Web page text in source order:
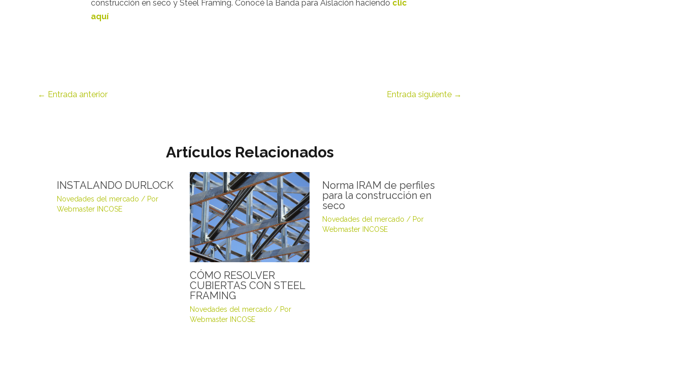
construcción en seco y Steel Framing. Conocé la Banda para Aislación haciendo clic
aquí
← Entrada anterior Entrada siguiente →
Artículos Relacionados
INSTALANDO DURLOCK
Novedades del mercado / Por
Webmaster INCOSE
CÓMO RESOLVER
CUBIERTAS CON STEEL
FRAMING
Novedades del mercado / Por
Webmaster INCOSE
Norma IRAM de perfiles
para la construcción en
seco
Novedades del mercado / Por
Webmaster INCOSE